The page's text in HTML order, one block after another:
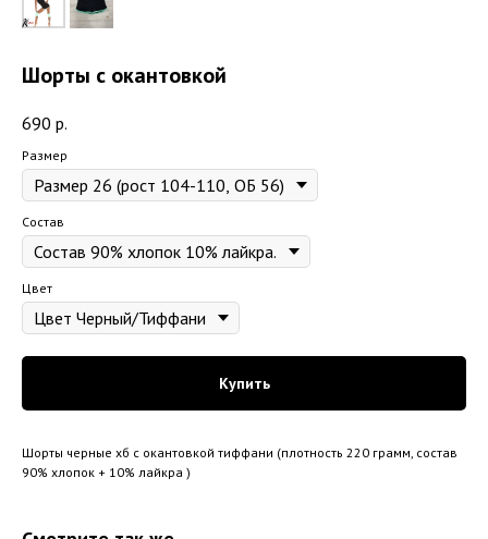
Шорты с окантовкой
690 р.
Размер
Состав
Цвет
Купить
Шорты черные хб с окантовкой тиффани (плотность 220 грамм, состав
90% хлопок + 10% лайкра )